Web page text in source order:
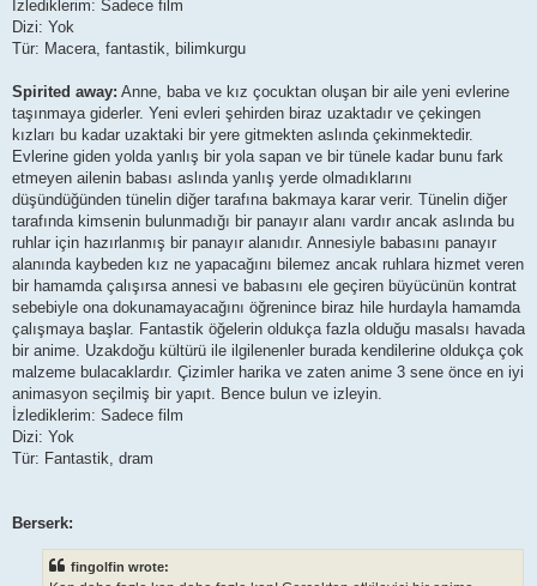
İzlediklerim: Sadece film
Dizi: Yok
Tür: Macera, fantastik, bilimkurgu
Spirited away: Anne, baba ve kız çocuktan oluşan bir aile yeni evlerine
taşınmaya giderler. Yeni evleri şehirden biraz uzaktadır ve çekingen
kızları bu kadar uzaktaki bir yere gitmekten aslında çekinmektedir.
Evlerine giden yolda yanlış bir yola sapan ve bir tünele kadar bunu fark
etmeyen ailenin babası aslında yanlış yerde olmadıklarını
düşündüğünden tünelin diğer tarafına bakmaya karar verir. Tünelin diğer
tarafında kimsenin bulunmadığı bir panayır alanı vardır ancak aslında bu
ruhlar için hazırlanmış bir panayır alanıdır. Annesiyle babasını panayır
alanında kaybeden kız ne yapacağını bilemez ancak ruhlara hizmet veren
bir hamamda çalışırsa annesi ve babasını ele geçiren büyücünün kontrat
sebebiyle ona dokunamayacağını öğrenince biraz hile hurdayla hamamda
çalışmaya başlar. Fantastik öğelerin oldukça fazla olduğu masalsı havada
bir anime. Uzakdoğu kültürü ile ilgilenenler burada kendilerine oldukça çok
malzeme bulacaklardır. Çizimler harika ve zaten anime 3 sene önce en iyi
animasyon seçilmiş bir yapıt. Bence bulun ve izleyin.
İzlediklerim: Sadece film
Dizi: Yok
Tür: Fantastik, dram
Berserk:
fingolfin wrote: